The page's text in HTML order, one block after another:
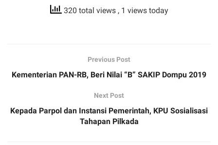
320 total views , 1 views today
Previous Post
Kementerian PAN-RB, Beri Nilai “B” SAKIP Dompu 2019
Next Post
Kepada Parpol dan Instansi Pemerintah, KPU Sosialisasi
Tahapan Pilkada